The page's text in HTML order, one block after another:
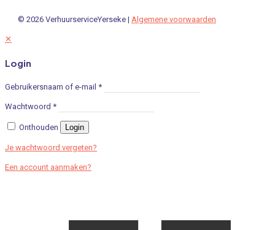
gekozen
worden
© 2026 VerhuurserviceYerseke | Algemene voorwaarden
✕
Login
Gebruikersnaam of e-mail *
Wachtwoord *
Onthouden Login
Je wachtwoord vergeten?
Een account aanmaken?